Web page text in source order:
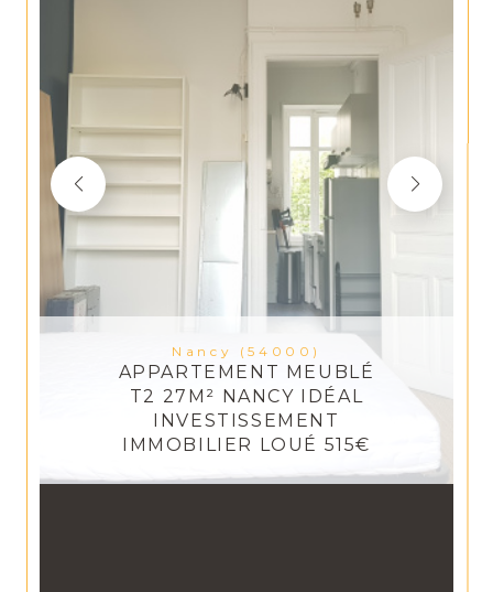
Nancy (54000)
APPARTEMENT MEUBLÉ
T2 27M² NANCY IDÉAL
INVESTISSEMENT
IMMOBILIER LOUÉ 515€